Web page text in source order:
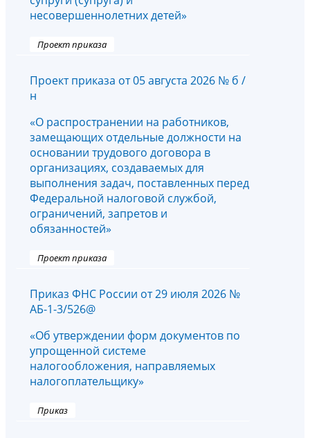
несовершеннолетних детей»
Проект приказа
Проект приказа от 05 августа 2026 № б /
н
«О распространении на работников,
замещающих отдельные должности на
основании трудового договора в
организациях, создаваемых для
выполнения задач, поставленных перед
Федеральной налоговой службой,
ограничений, запретов и
обязанностей»
Проект приказа
Приказ ФНС России от 29 июля 2026 №
АБ-1-3/526@
«Об утверждении форм документов по
упрощенной системе
налогообложения, направляемых
налогоплательщику»
Приказ